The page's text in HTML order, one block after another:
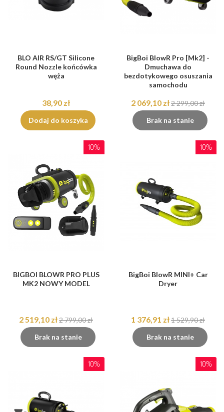
BLO AIR RS/GT Silicone
Round Nozzle końcówka
węża
38,90 zł
Dodaj do koszyka
BigBoi BlowR Pro [Mk2] -
Dmuchawa do
bezdotykowego osuszania
samochodu
2 069,10 zł2 299,00 zł
Brak na stanie
10%
BIGBOI BLOWR PRO PLUS
MK2 NOWY MODEL
2 519,10 zł2 799,00 zł
Brak na stanie
10%
BigBoi BlowR MINI+ Car
Dryer
1 376,91 zł1 529,90 zł
Brak na stanie
10% 10%